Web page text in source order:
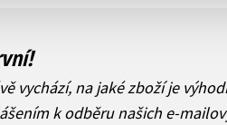
vychází, na jaké zboží je
k odběru našich e-